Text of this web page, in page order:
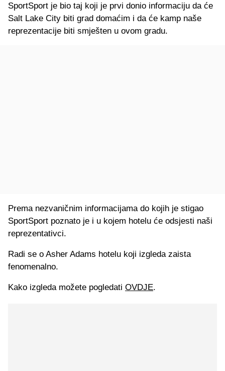
SportSport je bio taj koji je prvi donio informaciju da će
Salt Lake City biti grad domaćim i da će kamp naše
reprezentacije biti smješten u ovom gradu.
Prema nezvaničnim informacijama do kojih je stigao
SportSport poznato je i u kojem hotelu će odsjesti naši
reprezentativci.
Radi se o Asher Adams hotelu koji izgleda zaista
fenomenalno.
Kako izgleda možete pogledati OVDJE.